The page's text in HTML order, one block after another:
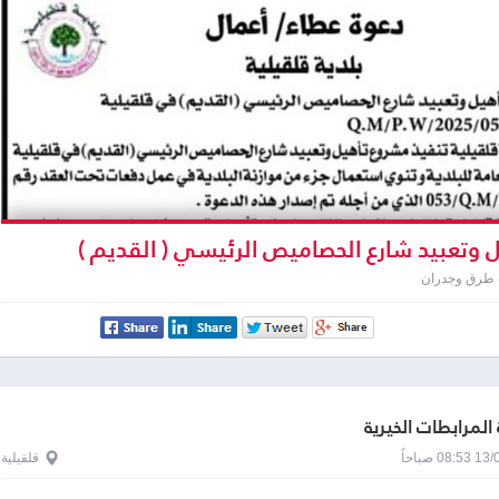
وتعبيد شارع الحصاميص الرئيسي ( القديم )
طرق وجدران
الخيرية
صباحاً قلقيلية